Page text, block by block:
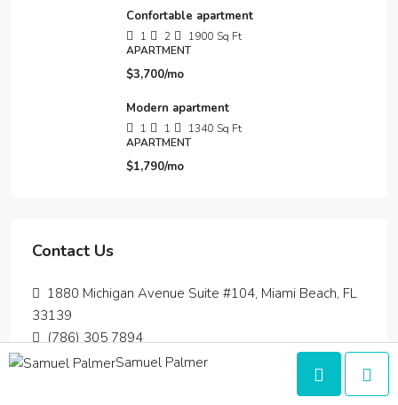
Confortable apartment
1 2 1900 Sq Ft
APARTMENT
$3,700/mo
Modern apartment
1 1 1340 Sq Ft
APARTMENT
$1,790/mo
Contact Us
1880 Michigan Avenue Suite #104, Miami Beach, FL
33139
(786) 305 7894
info@houzez.coSamuel Palmer